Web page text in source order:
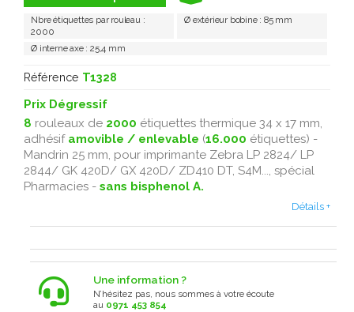
Nbre étiquettes par rouleau :
2000
Ø extérieur bobine : 85 mm
Ø interne axe : 25,4 mm
Référence T1328
Prix Dégressif
8 rouleaux de 2000 étiquettes thermique 34 x 17 mm,
adhésif amovible / enlevable (16.000 étiquettes) -
Mandrin 25 mm, pour imprimante Zebra LP 2824/ LP
2844/ GK 420D/ GX 420D/ ZD410 DT, S4M..., spécial
Pharmacies - sans bisphenol A.
Détails +
Une information ?
N’hésitez pas, nous sommes à votre écoute
au 0971 453 854